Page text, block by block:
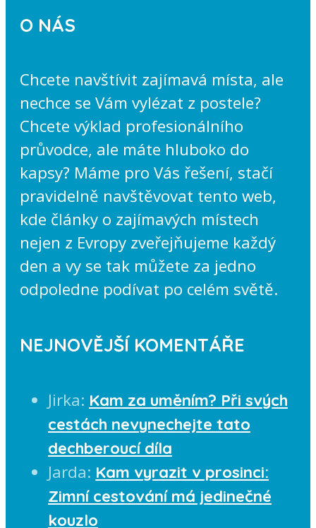
O NÁS
Chcete navštívit zajímavá místa, ale
nechce se Vám vylézat z postele?
Chcete výklad profesionálního
průvodce, ale máte hluboko do
kapsy? Máme pro Vás řešení, stačí
pravidelně navštěvovat tento web,
kde články o zajímavých místech
nejen z Evropy zveřejňujeme každý
den a vy se tak můžete za jedno
odpoledne podívat po celém světě.
NEJNOVĚJŠÍ KOMENTÁŘE
Jirka: Kam za uměním? Při svých
cestách nevynechejte tato
dechberoucí díla
Jarda: Kam vyrazit v prosinci:
Zimní cestování má jedinečné
kouzlo